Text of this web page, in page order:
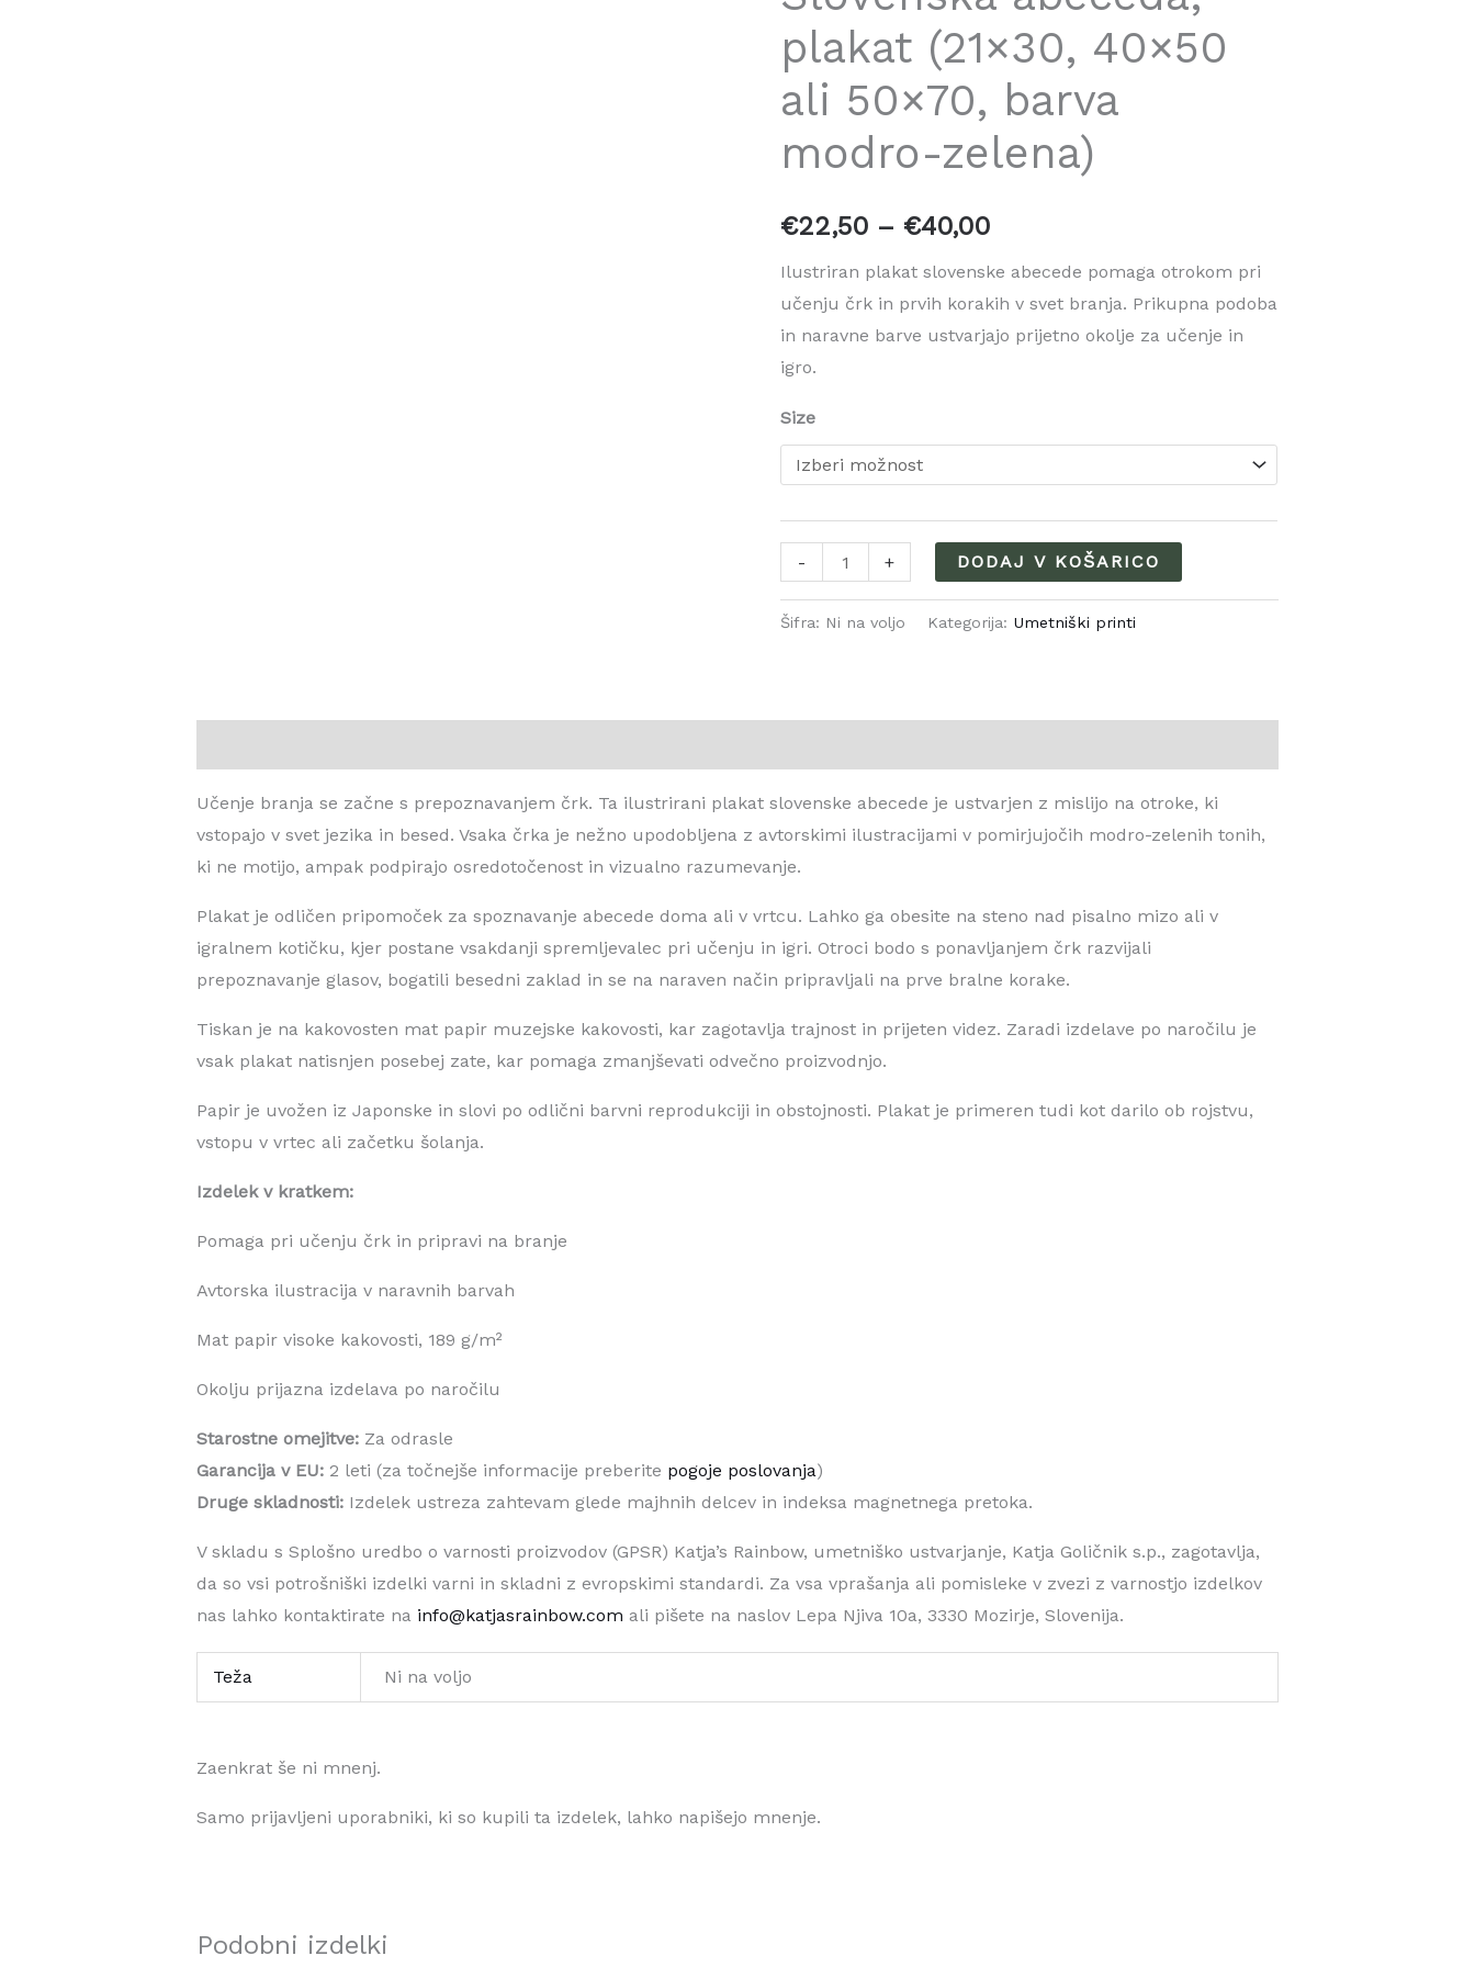
plakat (21×30, 40×50
ali 50×70, barva
modro-zelena)
€22,50 – €40,00
€22,50
do
€40,00
Ilustriran plakat slovenske abecede pomaga otrokom pri
učenju črk in prvih korakih v svet branja. Prikupna podoba
in naravne barve ustvarjajo prijetno okolje za učenje in
igro.
Size
-
50x70,
barva
zelena)
+ DODAJ V KOŠARICO
Šifra: Ni na voljo Kategorija: Umetniški printi
Učenje branja se začne s prepoznavanjem črk. Ta ilustrirani plakat slovenske abecede je ustvarjen z mislijo na otroke, ki
vstopajo v svet jezika in besed. Vsaka črka je nežno upodobljena z avtorskimi ilustracijami v pomirjujočih modro-zelenih tonih,
ki ne motijo, ampak podpirajo osredotočenost in vizualno razumevanje.
Plakat je odličen pripomoček za spoznavanje abecede doma ali v vrtcu. Lahko ga obesite na steno nad pisalno mizo ali v
igralnem kotičku, kjer postane vsakdanji spremljevalec pri učenju in igri. Otroci bodo s ponavljanjem črk razvijali
prepoznavanje glasov, bogatili besedni zaklad in se na naraven način pripravljali na prve bralne korake.
Tiskan je na kakovosten mat papir muzejske kakovosti, kar zagotavlja trajnost in prijeten videz. Zaradi izdelave po naročilu je
vsak plakat natisnjen posebej zate, kar pomaga zmanjševati odvečno proizvodnjo.
Papir je uvožen iz Japonske in slovi po odlični barvni reprodukciji in obstojnosti. Plakat je primeren tudi kot darilo ob rojstvu,
vstopu v vrtec ali začetku šolanja.
Izdelek v kratkem:
Pomaga pri učenju črk in pripravi na branje
Avtorska ilustracija v naravnih barvah
Mat papir visoke kakovosti, 189 g/m²
Okolju prijazna izdelava po naročilu
Starostne omejitve:Za odrasle
Garancija v EU:2 leti (za točnejše informacije preberite pogoje poslovanja)
Druge skladnosti:Izdelek ustreza zahtevam glede majhnih delcev in indeksa magnetnega pretoka.
V skladu s Splošno uredbo o varnosti proizvodov (GPSR) Katja’s Rainbow, umetniško ustvarjanje, Katja Goličnik s.p., zagotavlja,
da so vsi potrošniški izdelki varni in skladni z evropskimi standardi. Za vsa vprašanja ali pomisleke v zvezi z varnostjo izdelkov
nas lahko kontaktirate na info@katjasrainbow.com ali pišete na naslov Lepa Njiva 10a, 3330 Mozirje, Slovenija.
Teža Ni na voljo
Zaenkrat še ni mnenj.
Samo prijavljeni uporabniki, ki so kupili ta izdelek, lahko napišejo mnenje.
Podobni izdelki